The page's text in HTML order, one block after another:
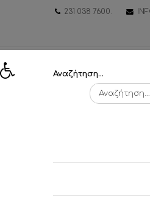
231 038 7600.
Αναζήτηση...